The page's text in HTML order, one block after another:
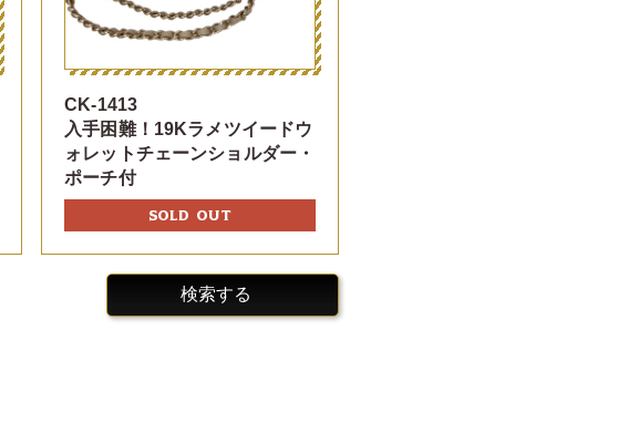
CK-1413
入手困難！19Kラメツイードウ
ォレットチェーンショルダー・
ポーチ付
SOLD OUT
検索する